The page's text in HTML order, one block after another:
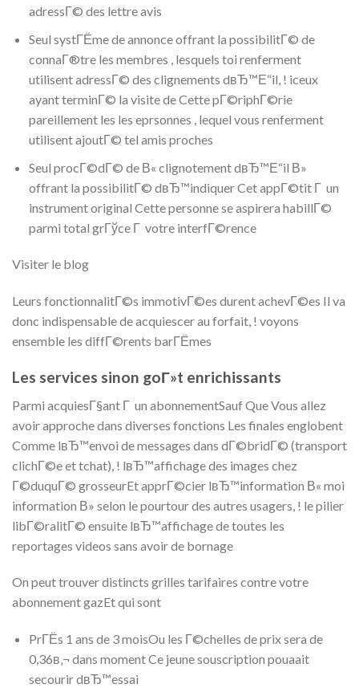
adressГ© des lettre avis
Seul systГЁme de annonce offrant la possibilitГ© de
connaГ®tre les membres , lesquels toi renferment
utilisent adressГ© des clignements dвЂ™Е“il, ! iceux
ayant terminГ© la visite de Cette pГ©riphГ©rie
pareillement les les eprsonnes , lequel vous renferment
utilisent ajoutГ© tel amis proches
Seul procГ©dГ© de В« clignotement dвЂ™Е“il В»
offrant la possibilitГ© dвЂ™indiquer Cet appГ©tit Г un
instrument original Cette personne se aspirera habillГ©
parmi total grГўce Г votre interfГ©rence
Visiter le blog
Leurs fonctionnalitГ©s immotivГ©es durent achevГ©es Il va
donc indispensable de acquiescer au forfait, ! voyons
ensemble les diffГ©rents barГЁmes
Les services sinon goГ»t enrichissants
Parmi acquiesГ§ant Г un abonnementSauf Que Vous allez
avoir approche dans diverses fonctions Les finales englobent
Comme lвЂ™envoi de messages dans dГ©bridГ© (transport
clichГ©e et tchat), ! lвЂ™affichage des images chez
Г©duquГ© grosseurEt apprГ©cier lвЂ™information В« moi
information В» selon le pourtour des autres usagers, ! le pilier
libГ©ralitГ© ensuite lвЂ™affichage de toutes les
reportages videos sans avoir de bornage
On peut trouver distincts grilles tarifaires contre votre
abonnement gazEt qui sont
PrГЁs 1 ans de 3 moisOu les Г©chelles de prix sera de
0,36в‚¬ dans moment Ce jeune souscription pouaait
secourir dвЂ™essai